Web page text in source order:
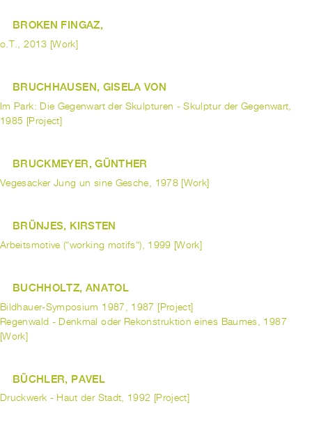
BROKEN FINGAZ,
o.T., 2013 [Work]
BRUCHHAUSEN, GISELA VON
Im Park: Die Gegenwart der Skulpturen - Skulptur der Gegenwart,
1985 [Project]
BRUCKMEYER, GÜNTHER
Vegesacker Jung un sine Gesche, 1978 [Work]
BRÜNJES, KIRSTEN
Arbeitsmotive (“working motifs“), 1999 [Work]
BUCHHOLTZ, ANATOL
Bildhauer-Symposium 1987, 1987 [Project]
Regenwald - Denkmal oder Rekonstruktion eines Baumes, 1987
[Work]
BÜCHLER, PAVEL
Druckwerk - Haut der Stadt, 1992 [Project]